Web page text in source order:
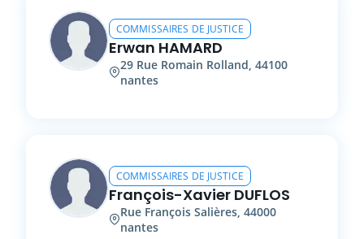
COMMISSAIRES DE JUSTICE
Erwan HAMARD
29 Rue Romain Rolland, 44100
nantes
COMMISSAIRES DE JUSTICE
François-Xavier DUFLOS
Rue François Salières, 44000
nantes